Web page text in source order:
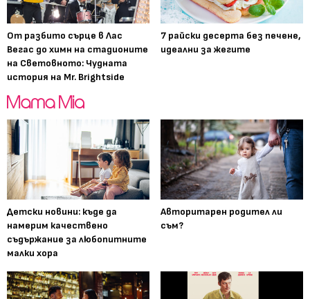
От разбито сърце в Лас
Вегас до химн на стадионите
на Световното: Чудната
история на Mr. Brightside
7 райски десерта без печене,
идеални за жегите
Детски новини: къде да
намерим качествено
съдържание за любопитните
малки хора
Авторитарен родител ли
съм?